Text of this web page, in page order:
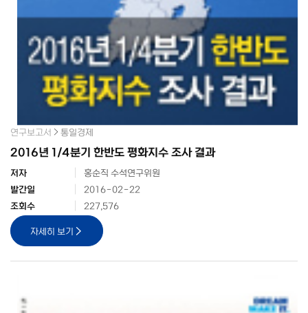
연구보고서 통일경제
2016년 1/4분기 한반도 평화지수 조사 결과
저자
홍순직 수석연구위원
발간일
2016-02-22
조회수
227,576
자세히 보기